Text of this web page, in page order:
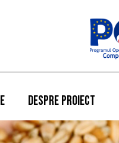
DESPRE PROIECT